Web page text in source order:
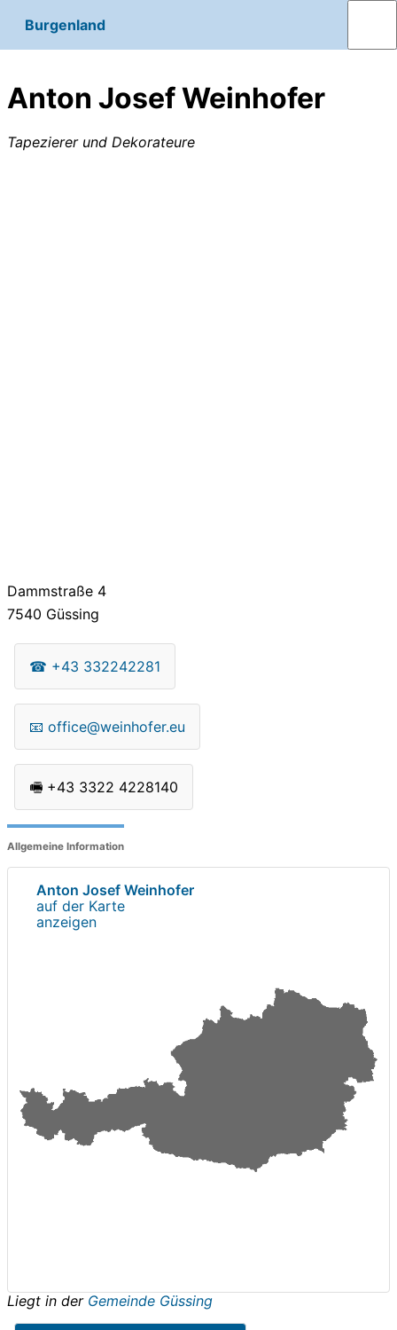
Burgenland
Anton Josef Weinhofer
Tapezierer und Dekorateure
Dammstraße 4
7540 Güssing
☎ +43 332242281
📧 office@weinhofer.eu
🖷 +43 3322 4228140
Allgemeine Information
Anton Josef Weinhofer
auf der Karte
anzeigen
Liegt in der Gemeinde Güssing